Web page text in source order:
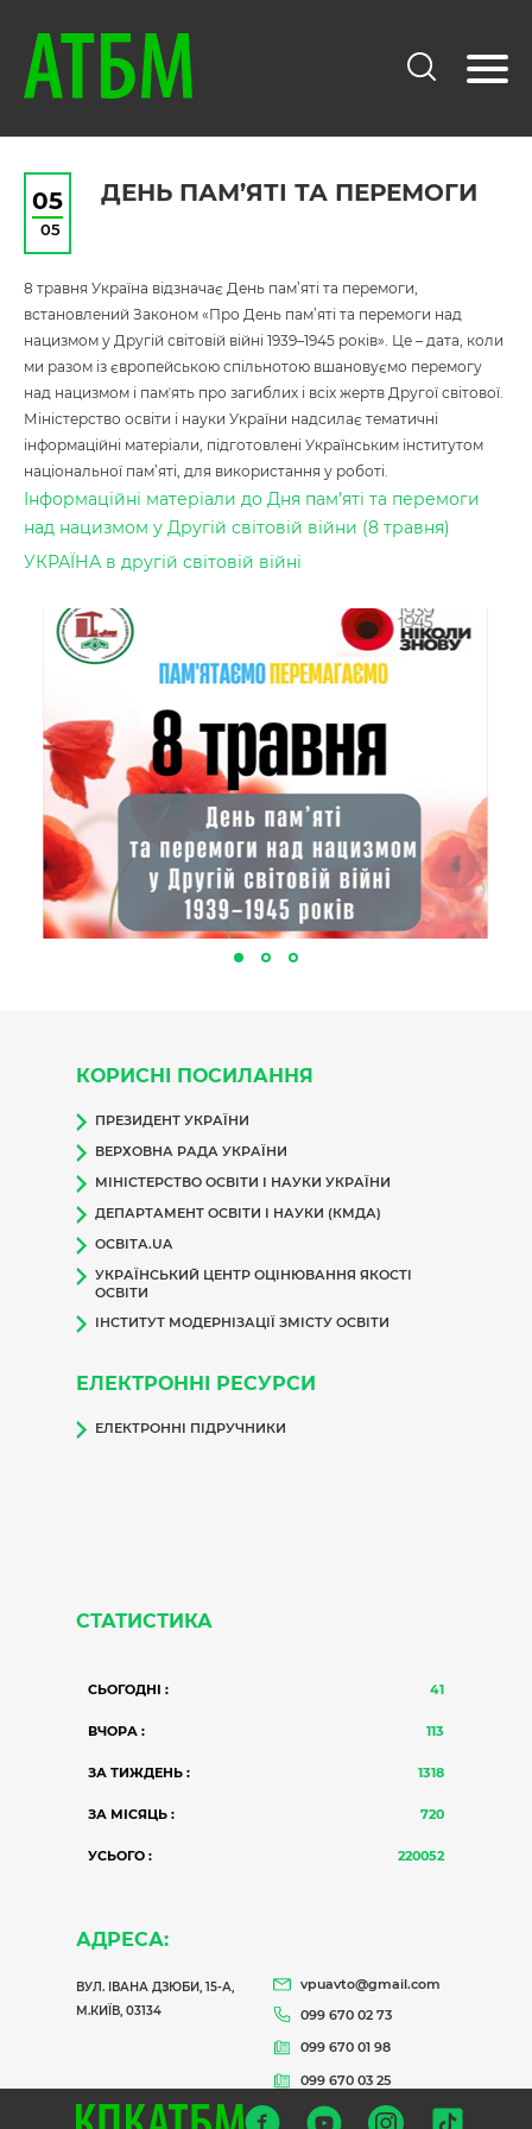
05
05
ДЕНЬ ПАМ’ЯТІ ТА ПЕРЕМОГИ
8 травня Україна відзначає День пам’яті та перемоги,
встановлений Законом «Про День пам’яті та перемоги над
нацизмом у Другій світовій війні 1939–1945 років». Це – дата, коли
ми разом із європейською спільнотою вшановуємо перемогу
над нацизмом і памʼять про загиблих і всіх жертв Другої світової.
Міністерство освіти і науки України надсилає тематичні
інформаційні матеріали, підготовлені Українським інститутом
національної пам’яті, для використання у роботі.
Інформаційні матеріали до Дня пам’яті та перемоги
над нацизмом у Другій світовій війни (8 травня)
УКРАЇНА в другій світовій війні
КОРИСНІ ПОСИЛАННЯ
ПРЕЗИДЕНТ УКРАЇНИ
ВЕРХОВНА РАДА УКРАЇНИ
МІНІСТЕРСТВО ОСВІТИ І НАУКИ УКРАЇНИ
ДЕПАРТАМЕНТ ОСВІТИ І НАУКИ (КМДА)
ОСВІТА.UA
УКРАЇНСЬКИЙ ЦЕНТР ОЦІНЮВАННЯ ЯКОСТІ
ОСВІТИ
ІНСТИТУТ МОДЕРНІЗАЦІЇ ЗМІСТУ ОСВІТИ
ЕЛЕКТРОННІ РЕСУРСИ
ЕЛЕКТРОННІ ПІДРУЧНИКИ
СТАТИСТИКА
СЬОГОДНІ : 41
ВЧОРА : 113
ЗА ТИЖДЕНЬ : 1318
ЗА МІСЯЦЬ : 720
УСЬОГО : 220052
АДРЕСА:
ВУЛ. ІВАНА ДЗЮБИ, 15-А,
М.КИЇВ, 03134
vpuavto@gmail.com
099 670 02 73
099 670 01 98
099 670 03 25